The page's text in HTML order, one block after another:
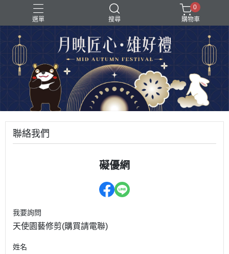
選單 搜尋
0
購物車
聯絡我們
礙優網
我要詢問
天使園藝修剪(購買請電聯)
姓名